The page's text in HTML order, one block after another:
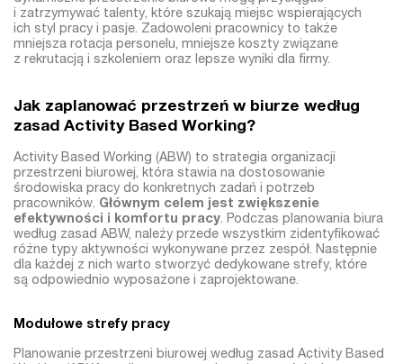
i zatrzymywać talenty, które szukają miejsc wspierających
ich styl pracy i pasje. Zadowoleni pracownicy to także
mniejsza rotacja personelu, mniejsze koszty związane
z rekrutacją i szkoleniem oraz lepsze wyniki dla firmy.
Jak zaplanować przestrzeń w biurze według
zasad Activity Based Working?
Activity Based Working (ABW) to strategia organizacji
przestrzeni biurowej, która stawia na dostosowanie
środowiska pracy do konkretnych zadań i potrzeb
pracowników. Głównym celem jest zwiększenie
efektywności i komfortu pracy. Podczas planowania biura
według zasad ABW, należy przede wszystkim zidentyfikować
różne typy aktywności wykonywane przez zespół. Następnie
dla każdej z nich warto stworzyć dedykowane strefy, które
są odpowiednio wyposażone i zaprojektowane.
Modułowe strefy pracy
Planowanie przestrzeni biurowej według zasad Activity Based